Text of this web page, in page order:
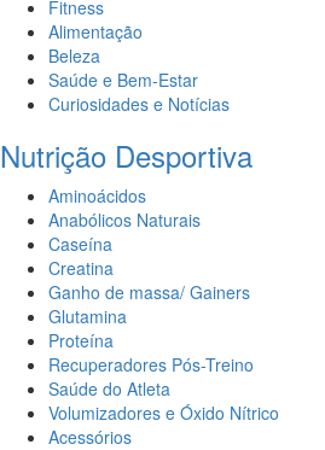
Fitness
Alimentação
Beleza
Saúde e Bem-Estar
Curiosidades e Notícias
Nutrição Desportiva
Aminoácidos
Anabólicos Naturais
Caseína
Creatina
Ganho de massa/ Gainers
Glutamina
Proteína
Recuperadores Pós-Treino
Saúde do Atleta
Volumizadores e Óxido Nítrico
Acessórios